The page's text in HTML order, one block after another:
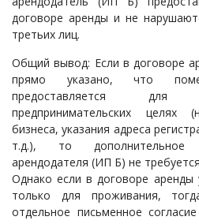
договоре аренды и не
третьих лиц.
Общий вывод: Если в договоре
прямо указано, что
предоставляется
предпринимательских целях
бизнеса, указания адреса
т.д.), то дополнительное
арендодателя (ИП Б) не
Однако если в договоре аренды
только для проживания,
отдельное письменное